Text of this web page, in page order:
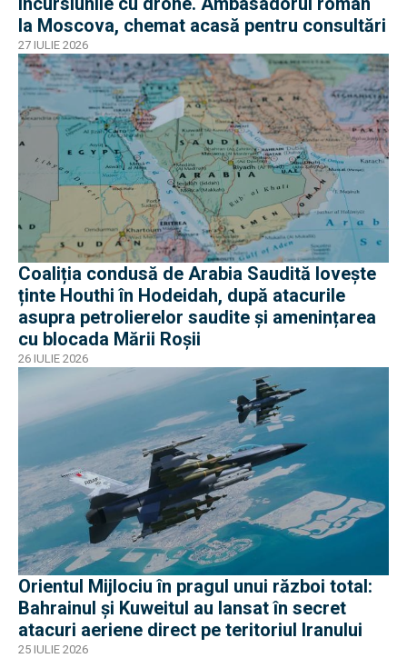
la Moscova, chemat acasă pentru consultări
27 IULIE 2026
Coaliția condusă de Arabia Saudită lovește
ținte Houthi în Hodeidah, după atacurile
asupra petrolierelor saudite și amenințarea
cu blocada Mării Roșii
26 IULIE 2026
Orientul Mijlociu în pragul unui război total:
Bahrainul și Kuweitul au lansat în secret
atacuri aeriene direct pe teritoriul Iranului
25 IULIE 2026